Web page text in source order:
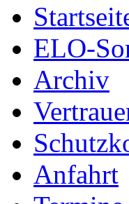
ELO-
Archiv
Anfahrt